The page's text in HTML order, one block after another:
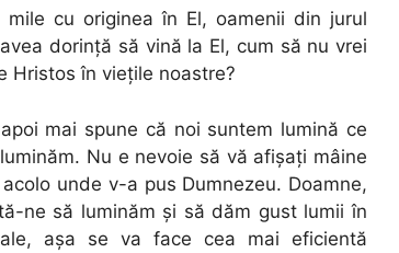
cu originea în El, oamenii din jurul
dorinţă să vină la El, cum să nu vrei
Hristos în vieţile noastre?
mai spune că noi suntem lumină ce
Nu e nevoie să vă afişaţi mâine
unde v-a pus Dumnezeu. Doamne,
ne să luminăm şi să dăm gust lumii în
aşa se va face cea mai eficientă